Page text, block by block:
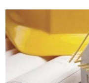
i
n